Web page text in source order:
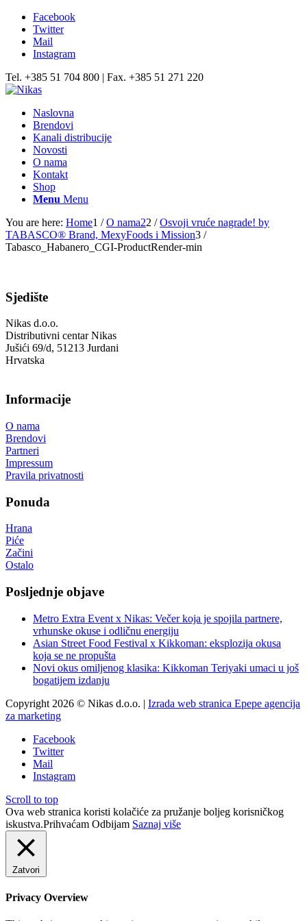
Facebook
Twitter
Mail
Instagram
Tel. +385 51 704 800 | Fax. +385 51 271 220
Naslovna
Brendovi
Kanali distribucije
Novosti
O nama
Kontakt
Shop
Menu Menu
You are here: Home1 / O nama22 / Osvoji vruće nagrade! by
TABASCO® Brand, MexyFoods i Mission3 /
Tabasco_Habanero_CGI-ProductRender-min
Sjedište
Nikas d.o.o.
Distributivni centar Nikas
Jušići 69/d, 51213 Jurdani
Hrvatska
Informacije
O nama
Brendovi
Partneri
Impressum
Pravila privatnosti
Ponuda
Hrana
Piće
Začini
Ostalo
Posljednje objave
Metro Extra Event x Nikas: Večer koja je spojila partnere,
vrhunske okuse i odličnu energiju
Asian Street Food Festival x Kikkoman: eksplozija okusa
koja se ne propušta
Novi okus omiljenog klasika: Kikkoman Teriyaki umaci u još
bogatijem izdanju
Copyright 2026 © Nikas d.o.o. | Izrada web stranica Epepe agencija
za marketing
Facebook
Twitter
Mail
Instagram
Scroll to top
Ova web stranica koristi kolačiće za pružanje boljeg korisničkog
iskustva.Prihvaćam Odbijam Saznaj više
Zatvori
Privacy Overview